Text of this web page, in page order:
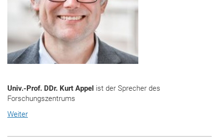
Univ.-Prof. DDr. Kurt Appel ist der Sprecher des
Forschungszentrums
Weiter